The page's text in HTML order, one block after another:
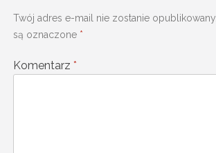
Twój adres e-mail nie zostanie opublikowany.
są oznaczone *
Komentarz *